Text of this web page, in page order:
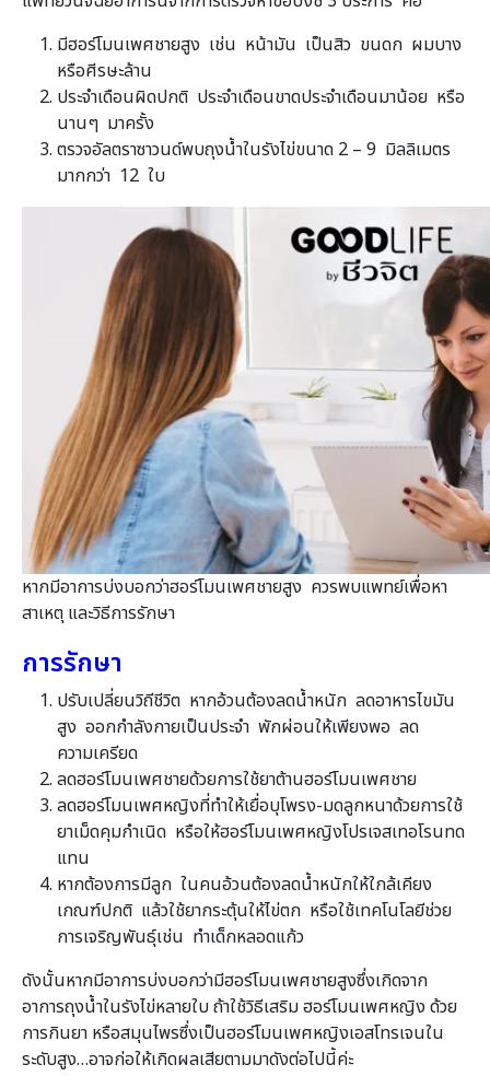
มีฮอร์โมนเพศชายสูง เช่น หน้ามัน เป็นสิว ขนดก ผมบาง
หรือศีรษะล้าน
ประจำเดือนผิดปกติ ประจำเดือนขาดประจำเดือนมาน้อย หรือ
นานๆ มาครั้ง
ตรวจอัลตราซาวนด์พบถุงน้ำในรังไข่ขนาด 2 – 9 มิลลิเมตร
มากกว่า 12 ใบ
หากมีอาการบ่งบอกว่าฮอร์โมนเพศชายสูง ควรพบแพทย์เพื่อหา
สาเหตุ และวิธีการรักษา
การรักษา
ปรับเปลี่ยนวิถีชีวิต หากอ้วนต้องลดน้ำหนัก ลดอาหารไขมัน
สูง ออกกำลังกายเป็นประจำ พักผ่อนให้เพียงพอ ลด
ความเครียด
ลดฮอร์โมนเพศชายด้วยการใช้ยาต้านฮอร์โมนเพศชาย
ลดฮอร์โมนเพศหญิงที่ทำให้เยื่อบุโพรง-มดลูกหนาด้วยการใช้
ยาเม็ดคุมกำเนิด หรือให้ฮอร์โมนเพศหญิงโปรเจสเทอโรนทด
แทน
หากต้องการมีลูก ในคนอ้วนต้องลดน้ำหนักให้ใกล้เคียง
เกณฑ์ปกติ แล้วใช้ยากระตุ้นให้ไข่ตก หรือใช้เทคโนโลยีช่วย
การเจริญพันธุ์เช่น ทำเด็กหลอดแก้ว
ดังนั้นหากมีอาการบ่งบอกว่ามีฮอร์โมนเพศชายสูงซึ่งเกิดจาก
อาการถุงน้ำในรังไข่หลายใบ ถ้าใช้วิธีเสริม ฮอร์โมนเพศหญิง ด้วย
การกินยา หรือสมุนไพรซึ่งเป็นฮอร์โมนเพศหญิงเอสโทรเจนใน
ระดับสูง…อาจก่อให้เกิดผลเสียตามมาดังต่อไปนี้ค่ะ